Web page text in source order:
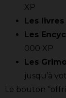
XP
Les
Les
000 XP
Les
jusqu’à
Le bouton